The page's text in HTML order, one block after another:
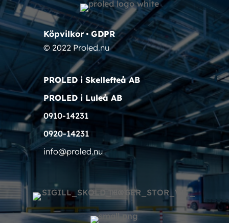
Köpvilkor•GDPR
© 2022 Proled.nu
PROLED i Skellefteå AB
PROLED i Luleå AB
0910-14231
0920-14231
info@proled.nu